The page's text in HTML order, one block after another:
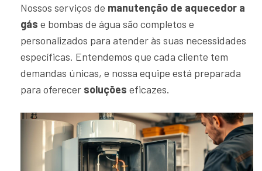
Nossos serviços de manutenção de aquecedor a
gás e bombas de água são completos e
personalizados para atender às suas necessidades
específicas. Entendemos que cada cliente tem
demandas únicas, e nossa equipe está preparada
para oferecer soluções eficazes.